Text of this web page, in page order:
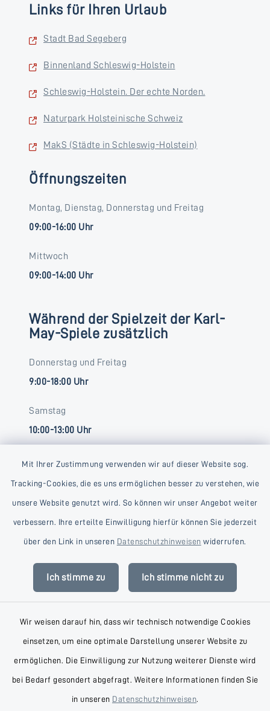
Mit Ihrer Zustimmung verwenden wir auf dieser Website sog.
Tracking-Cookies, die es uns ermöglichen besser zu verstehen, wie
unsere Website genutzt wird. So können wir unser Angebot weiter
verbessern. Ihre erteilte Einwilligung hierfür können Sie jederzeit
über den Link in unseren Datenschutzhinweisen widerrufen.
Ich stimme zu Ich stimme nicht zu
Wir weisen darauf hin, dass wir technisch notwendige Cookies
einsetzen, um eine optimale Darstellung unserer Website zu
ermöglichen. Die Einwilligung zur Nutzung weiterer Dienste wird
bei Bedarf gesondert abgefragt. Weitere Informationen finden Sie
in unseren Datenschutzhinweisen.
Links für Ihren Urlaub
Stadt Bad Segeberg
Binnenland Schleswig-Holstein
Schleswig-Holstein. Der echte Norden.
Naturpark Holsteinische Schweiz
MakS (Städte in Schleswig-Holstein)
Öffnungszeiten
Montag, Dienstag, Donnerstag und Freitag
09:00-16:00 Uhr
Mittwoch
09:00-14:00 Uhr
Während der Spielzeit der Karl-
May-Spiele zusätzlich
Donnerstag und Freitag
9:00-18:00 Uhr
Samstag
10:00-13:00 Uhr
Kontakt
Datenschutz
Impressum
Sitemap